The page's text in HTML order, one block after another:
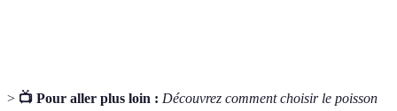
> 📺 Pour aller plus loin : Découvrez comment choisir le poisson